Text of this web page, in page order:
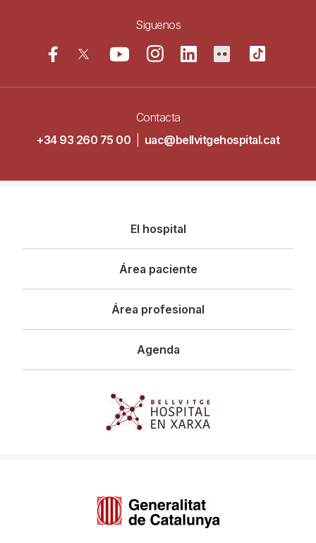
Siguenos
Contacta
+34 93 260 75 00
uac@bellvitgehospital.cat
principal
El hospital
Área paciente
Área profesional
Agenda